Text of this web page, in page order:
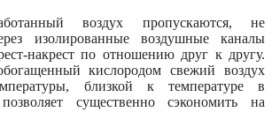
воздух пропускаются, не
изолированные воздушные каналы
накрест по отношению друг к другу.
кислородом свежий воздух
близкой к температуре в
существенно сэкономить на